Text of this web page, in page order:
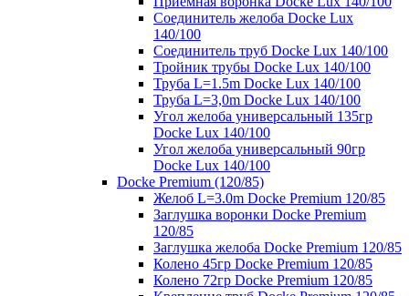
Соединитель желоба Docke Lux
140/100
Соединитель труб Docke Lux 140/100
Тройник трубы Docke Lux 140/100
Труба L=1.5m Docke Lux 140/100
Труба L=3,0m Docke Lux 140/100
Угол желоба универсальный 135гр
Docke Lux 140/100
Угол желоба универсальный 90гр
Docke Lux 140/100
Docke Premium (120/85)
Желоб L=3.0m Docke Premium 120/85
Заглушка воронки Docke Premium
120/85
Заглушка желоба Docke Premium 120/85
Колено 45гр Docke Premium 120/85
Колено 72гр Docke Premium 120/85